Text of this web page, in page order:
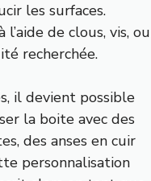
les surfaces.
de clous, vis, ou
recherchée.
il devient possible
la boite avec des
des anses en cuir
personnalisation